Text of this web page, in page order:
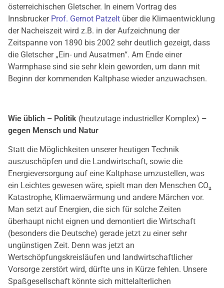
österreichischen Gletscher. In einem Vortrag des
Innsbrucker Prof. Gernot Patzelt über die Klimaentwicklung
der Nacheiszeit wird z.B. in der Aufzeichnung der
Zeitspanne von 1890 bis 2002 sehr deutlich gezeigt, dass
die Gletscher „Ein- und Ausatmen“. Am Ende einer
Warmphase sind sie sehr klein geworden, um dann mit
Beginn der kommenden Kaltphase wieder anzuwachsen.
Wie üblich – Politik (heutzutage industrieller Komplex) –
gegen Mensch und Natur
Statt die Möglichkeiten unserer heutigen Technik
auszuschöpfen und die Landwirtschaft, sowie die
Energieversorgung auf eine Kaltphase umzustellen, was
ein Leichtes gewesen wäre, spielt man den Menschen CO₂
Katastrophe, Klimaerwärmung und andere Märchen vor.
Man setzt auf Energien, die sich für solche Zeiten
überhaupt nicht eignen und demontiert die Wirtschaft
(besonders die Deutsche) gerade jetzt zu einer sehr
ungünstigen Zeit. Denn was jetzt an
Wertschöpfungskreisläufen und landwirtschaftlicher
Vorsorge zerstört wird, dürfte uns in Kürze fehlen. Unsere
Spaßgesellschaft könnte sich mittelalterlichen